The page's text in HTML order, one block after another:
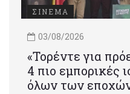
ΣΙΝΕΜΑ
03/08/2026
«Τορέντε για
4 πιο εμπορικές
όλων των